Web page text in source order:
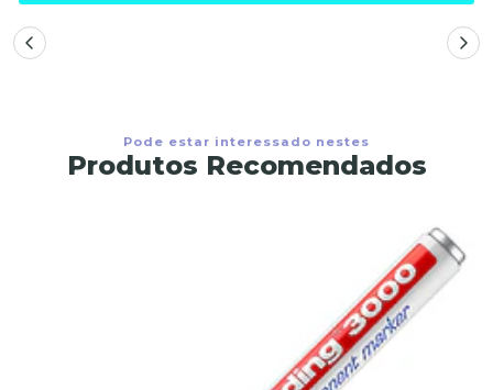
Pode estar interessado nestes
Produtos Recomendados